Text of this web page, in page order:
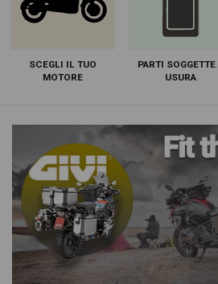
SCEGLI IL TUO
MOTORE
PARTI SOGGETTE
USURA